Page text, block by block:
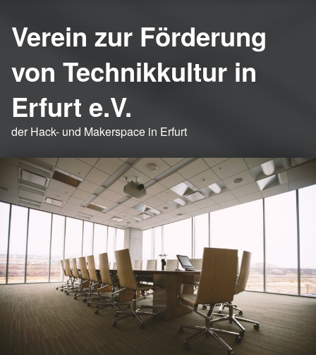
Verein zur Förderung
von Technikkultur in
Erfurt e.V.
der Hack- und Makerspace in Erfurt